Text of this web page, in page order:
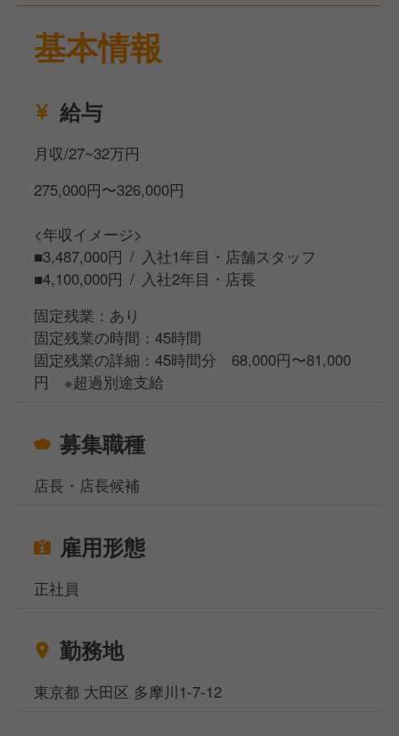
「いつか自分のお店を持ちたい」という夢がある方に
は、独立支援制度をご用意。
現場で経験を積みながら経営ノウハウを学べる環境に
することも可能です。
■ 日報・報告業務（本社やマネージャーとの連携）
STEP1｜オペレーション習得（1〜4ヶ月）
基本オペレーションを習得します。
STEP2｜店舗業務の幅を拡大（4〜6ヶ月）
渡せる役割もお任せします。
STEP3｜マネジメントへ（6ヶ月〜1年）
シフト作成、スタッフ育成、経費管理、経営管理など
を学び、店長として1店舗を任される存在に成長！
あなたが丁寧に仕込み、調理した料理を、自分の手で
そんな瞬間が、この仕事の一番のやりがいです。
つながり…。
はあります。
基本情報
給与
月収/27~32万円
275,000円〜326,000円
<年収イメージ>
■3,487,000円 / 入社1年目・店舗スタッフ
■4,100,000円 / 入社2年目・店長
固定残業：あり
固定残業の時間：45時間
固定残業の詳細：45時間分 68,000円〜81,000
円 ※超過別途支給
募集職種
店長・店長候補
雇用形態
正社員
勤務地
東京都 大田区 多摩川1-7-12